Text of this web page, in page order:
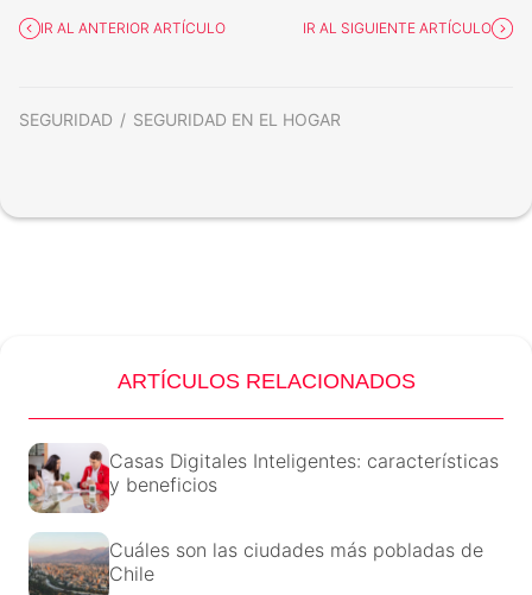
IR AL ANTERIOR ARTÍCULO IR AL SIGUIENTE ARTÍCULO
SEGURIDAD SEGURIDAD EN EL HOGAR
ARTÍCULOS RELACIONADOS
Casas Digitales Inteligentes: características
y beneficios
Cuáles son las ciudades más pobladas de
Chile